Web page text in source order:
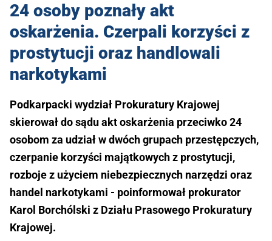
24 osoby poznały akt
oskarżenia. Czerpali korzyści z
prostytucji oraz handlowali
narkotykami
Podkarpacki wydział Prokuratury Krajowej
skierował do sądu akt oskarżenia przeciwko 24
osobom za udział w dwóch grupach przestępczych,
czerpanie korzyści majątkowych z prostytucji,
rozboje z użyciem niebezpiecznych narzędzi oraz
handel narkotykami - poinformował prokurator
Karol Borchólski z Działu Prasowego Prokuratury
Krajowej.